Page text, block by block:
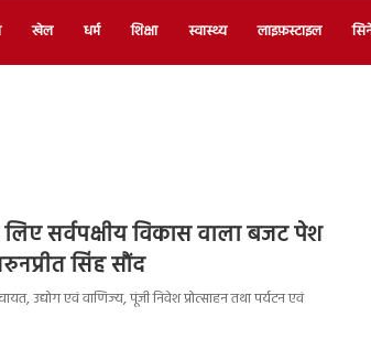
खेल धर्म शिक्षा स्वास्थ्य लाइफ़स्टाइल
सर्वपक्षीय विकास वाला बजट पेश
सिंह सौंद
उद्योग एवं वाणिज्य, पूंजी निवेश प्रोत्साहन तथा पर्यटन एवं